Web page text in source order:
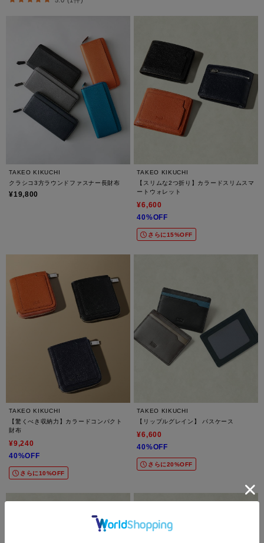
TAKEO KIKUCHI
クラシコ3方ラウンドファスナー長財布
¥19,800
TAKEO KIKUCHI
【スリムな2つ折り】カラードスリムスマ
ートウォレット
¥6,600
40%OFF
さらに15%OFF
TAKEO KIKUCHI
【驚くべき収納力】カラードコンパクト
財布
¥9,240
40%OFF
さらに10%OFF
TAKEO KIKUCHI
【リップルグレイン】 パスケース
¥6,600
40%OFF
さらに20%OFF